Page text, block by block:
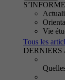
Vie
Tous les
DERNIERS